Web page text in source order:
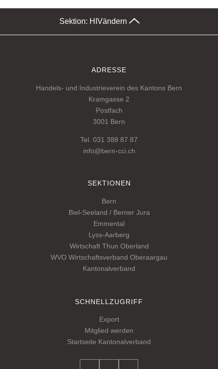
Sektion: HIVändern
ADRESSE
Handels- und Industrieverein des Kantons Bern
Kramgasse 2
Postfach
3001 Bern
Tel. 031 388 87 87
info@bern-cci.ch
SEKTIONEN
Bern
Biel-Seeland / Berner Jura
Emmental
Lyss-Aarberg
Wirtschaft Thun Oberland
WVO Wirtschaftsverband Oberaargau
Kantonalverband
SCHNELLZUGRIFF
Export
Mitglied werden
Startseite Kantonalverband